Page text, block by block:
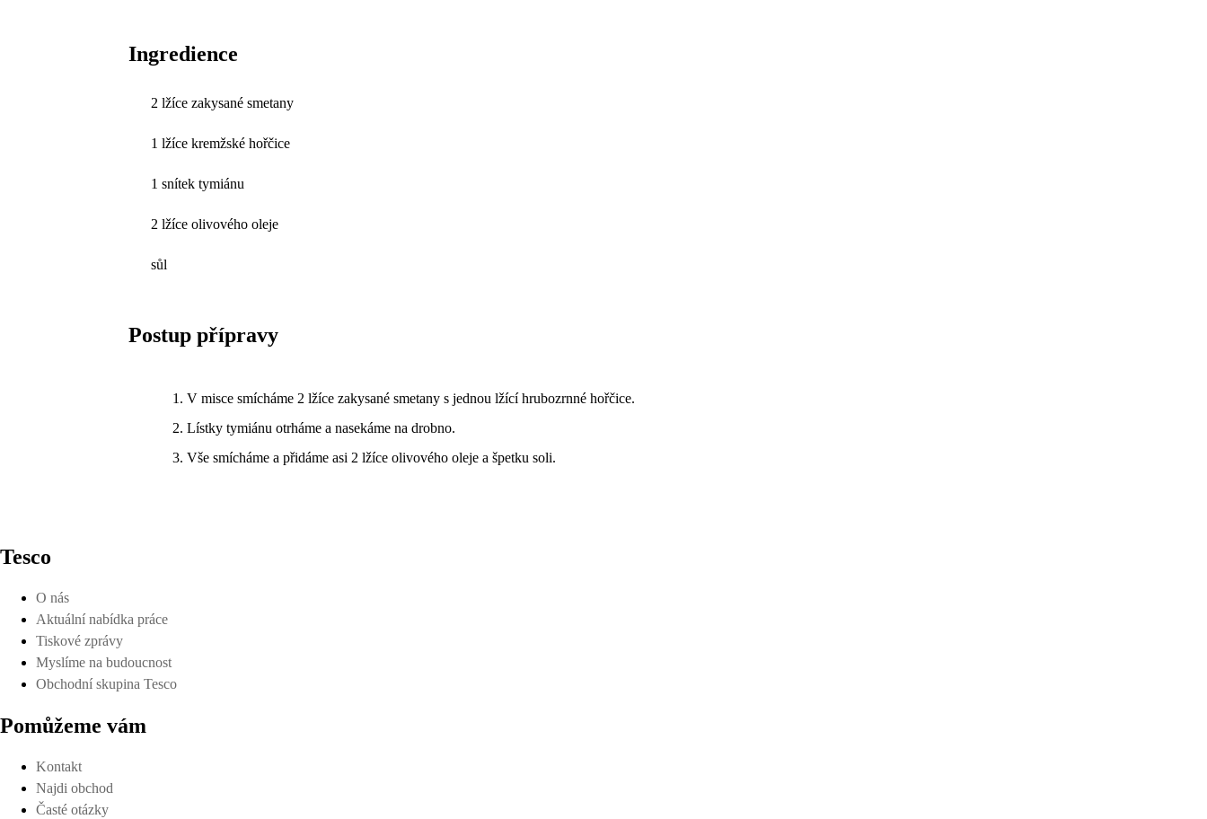
Ingredience
2 lžíce zakysané smetany
1 lžíce kremžské hořčice
1 snítek tymiánu
2 lžíce olivového oleje
sůl
Postup přípravy
V misce smícháme 2 lžíce zakysané smetany s jednou lžící hrubozrnné hořčice.
Lístky tymiánu otrháme a nasekáme na drobno.
Vše smícháme a přidáme asi 2 lžíce olivového oleje a špetku soli.
Tesco
O nás
Aktuální nabídka práce
Tiskové zprávy
Myslíme na budoucnost
Obchodní skupina Tesco
Pomůžeme vám
Kontakt
Najdi obchod
Časté otázky